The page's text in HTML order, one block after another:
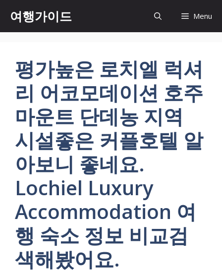
츠
여행가이드 Menu
평가높은 로치엘 럭셔
리 어코모데이션 호주
마운트 단데농 지역
시설좋은 커플호텔 알
아보니 좋네요.
Lochiel Luxury
Accommodation 여
행 숙소 정보 비교검
색해봤어요.